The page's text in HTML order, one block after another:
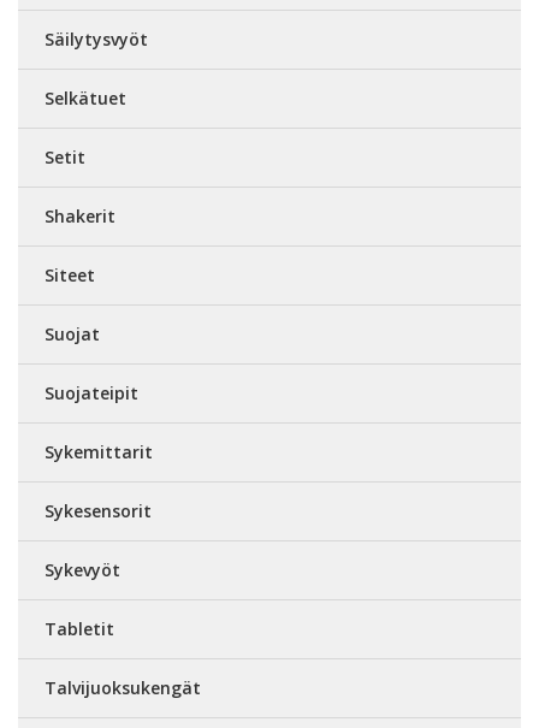
Säilytysvyöt
Selkätuet
Setit
Shakerit
Siteet
Suojat
Suojateipit
Sykemittarit
Sykesensorit
Sykevyöt
Tabletit
Talvijuoksukengät